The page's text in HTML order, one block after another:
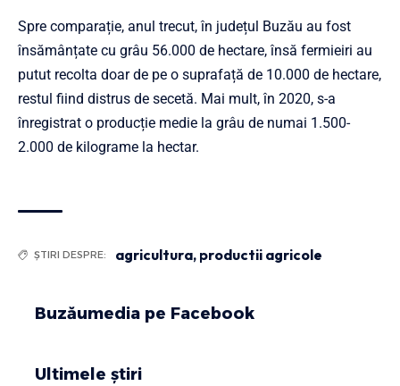
Spre comparație, anul trecut, în județul Buzău au fost
însămânțate cu grâu 56.000 de hectare, însă fermieiri au
putut recolta doar de pe o suprafață de 10.000 de hectare,
restul fiind distrus de secetă. Mai mult, în 2020, s-a
înregistrat o producție medie la grâu de numai 1.500-
2.000 de kilograme la hectar.
ȘTIRI DESPRE: agricultura, productii agricole
Buzăumedia pe Facebook
Ultimele știri